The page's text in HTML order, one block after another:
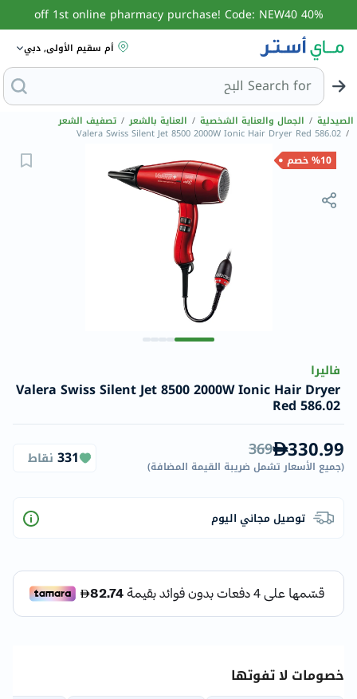
40% off 1st online pharmacy purchase! Code: NEW40
أم سقيم الأولى, دبي
Search for البحث عن مزيل عرق
الصيدلية / الجمال والعناية الشخصية / العناية بالشعر / تصفيف الشعر
/
Valera Swiss Silent Jet 8500 2000W Ionic Hair Dryer Red 586.02
%10 خصم
فاليرا
Valera Swiss Silent Jet 8500 2000W Ionic Hair Dryer
Red 586.02
330.99
369
(جميع الأسعار تشمل ضريبة القيمة المضافة)
331 نقاط
توصيل مجاني اليوم
خصومات لا تفوتها